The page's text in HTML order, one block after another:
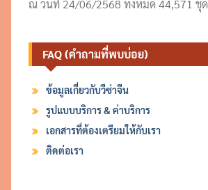
ณ วันที่ 24/06/2568 ทั้งหมด 44,571 ชุด
FAQ (คำถามที่พบบ่อย)
ข้อมูลเกี่ยวกับวีซ่าจีน
รูปแบบบริการ & ค่าบริการ
เอกสารที่ต้องเตรียมให้กับเรา
ติดต่อเรา